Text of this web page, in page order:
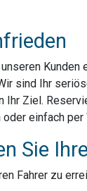
Kunden
sind Ihr
Ziel.
einfach per
Sie
Fahrer zu